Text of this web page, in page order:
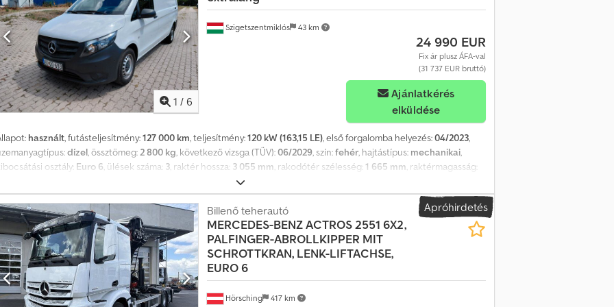
+ forgató + markoló előkészítés.
1 / 6
Szigetszentmiklós 43 km
24 990 EUR
Fix ár plusz ÁFA-val
(31 737 EUR bruttó)
Ajánlatkérés
elküldése
használt, futásteljesítmény:127 000 km, teljesítmény:120 kW (163,15 LE), első forgalomba helyezés:04/2023,
dízel, össztömeg:2 800 kg, következő vizsga (TÜV):06/2029, szín:fehér, hajtástípus: mechanikai,
osztály: Euro 6, ülések száma: 3, raktér hossza: 3 055 mm, rakodótér szélesség:1 665 mm, raktérmagasság:
ABS, elektronikus stabilitásprogram (ESP), koromszűrő, központi zár,
navigációs rendszer, Kérjük, hívjon minket a WhatsUp/Viber-en is! E-mail: Crjdezn D Uropfx Af Eof
felszerelések: Bluetooth, multimédiás rendszer, multifunkciós kormánykerék, elektromos tükrök és ablakok stb.
Különleges felszerelések: Vonóhorog: elektromos csatlakozó a pótkocsihoz, Audio-navigációs rendszer Audio 40
Bluetooth, USB), felszerelési csomag: Easy Cargo, rakteret elválasztó fal ablakkal, fa padlóburkolat a rakterben,
utas teret burkoló anyag: rétegelt lemez, hátsó ajtó üvegezés nélkül (270 fokos nyílási szög), LED
sínrendszer a rakomány rögzítéséhez, külső tükrök elektromosan állíthatók és fűthetők, mindkettő,
rádió (digitális rádióvétel), automatikus fényszórókapcsolás, minden évszakos lábtörlők, üzemanyagtartály:
űrtartalom, kormánykerék (kormányoszlop mechanikusan állítható), multifunkciós kormánykerék, beleértve
Apróhirdetés
Hörsching 417 km
Billenő teherautó
MERCEDES-BENZACTROS 2551 6X2,
PALFINGER-ABROLLKIPPER MIT
SCHROTTKRAN, LENK-LIFTACHSE,
EURO 6